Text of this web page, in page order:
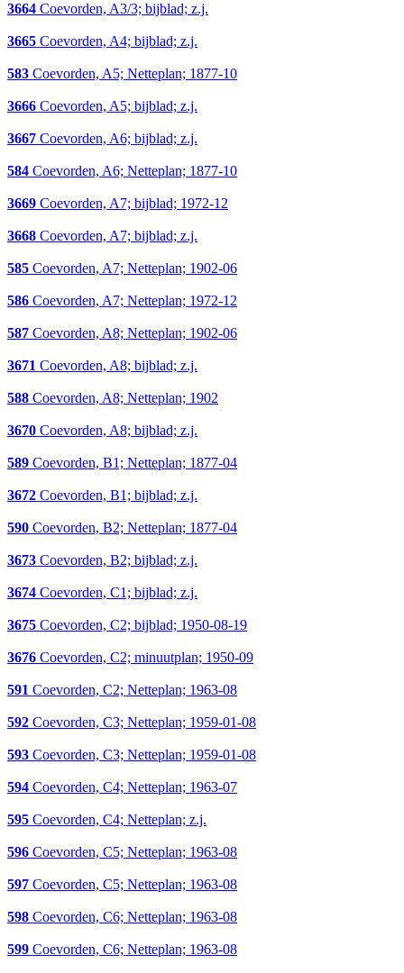
3664 Coevorden, A3/3; bijblad; z.j.
3665 Coevorden, A4; bijblad; z.j.
583 Coevorden, A5; Netteplan; 1877-10
3666 Coevorden, A5; bijblad; z.j.
3667 Coevorden, A6; bijblad; z.j.
584 Coevorden, A6; Netteplan; 1877-10
3669 Coevorden, A7; bijblad; 1972-12
3668 Coevorden, A7; bijblad; z.j.
585 Coevorden, A7; Netteplan; 1902-06
586 Coevorden, A7; Netteplan; 1972-12
587 Coevorden, A8; Netteplan; 1902-06
3671 Coevorden, A8; bijblad; z.j.
588 Coevorden, A8; Netteplan; 1902
3670 Coevorden, A8; bijblad; z.j.
589 Coevorden, B1; Netteplan; 1877-04
3672 Coevorden, B1; bijblad; z.j.
590 Coevorden, B2; Netteplan; 1877-04
3673 Coevorden, B2; bijblad; z.j.
3674 Coevorden, C1; bijblad; z.j.
3675 Coevorden, C2; bijblad; 1950-08-19
3676 Coevorden, C2; minuutplan; 1950-09
591 Coevorden, C2; Netteplan; 1963-08
592 Coevorden, C3; Netteplan; 1959-01-08
593 Coevorden, C3; Netteplan; 1959-01-08
594 Coevorden, C4; Netteplan; 1963-07
595 Coevorden, C4; Netteplan; z.j.
596 Coevorden, C5; Netteplan; 1963-08
597 Coevorden, C5; Netteplan; 1963-08
598 Coevorden, C6; Netteplan; 1963-08
599 Coevorden, C6; Netteplan; 1963-08